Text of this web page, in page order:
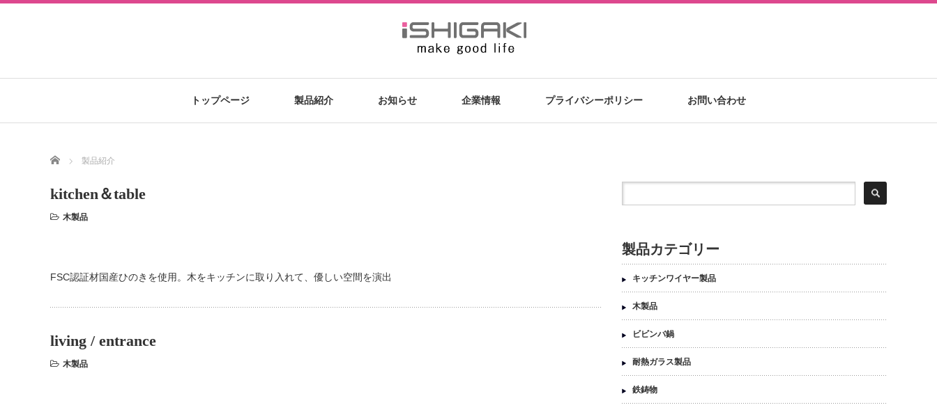
トップページ 製品紹介 お知らせ 企業情報 プライバシーポリシー お問い合わせ
Home 製品紹介
kitchen＆table
木製品
FSC認証材国産ひのきを使用。木をキッチンに取り入れて、優しい空間を演出
living / entrance
木製品
製品カテゴリー
キッチンワイヤー製品
木製品
ビビンバ鍋
耐熱ガラス製品
鉄鋳物